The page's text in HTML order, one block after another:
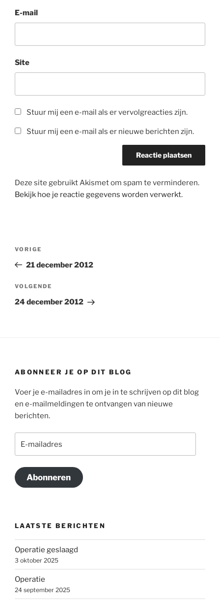
E-mail
Site
Stuur mij een e-mail als er vervolgreacties zijn.
Stuur mij een e-mail als er nieuwe berichten zijn.
Deze site gebruikt Akismet om spam te verminderen.
Bekijk hoe je reactie gegevens worden verwerkt.
Vorig
bericht
VORIGE
21 december 2012
Volgend
bericht
VOLGENDE
24 december 2012
ABONNEER JE OP DIT BLOG
Voer je e-mailadres in om je in te schrijven op dit blog
en e-mailmeldingen te ontvangen van nieuwe
berichten.
mailadres
Abonneren
LAATSTE BERICHTEN
Operatie geslaagd
3 oktober 2025
Operatie
24 september 2025